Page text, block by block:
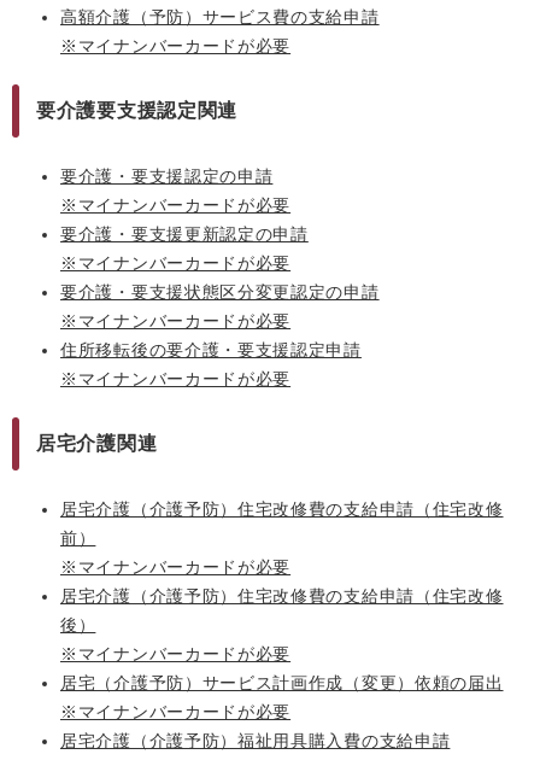
高額介護（予防）サービス費の支給申請
※マイナンバーカードが必要
要介護要支援認定関連
要介護・要支援認定の申請
※マイナンバーカードが必要
要介護・要支援更新認定の申請
※マイナンバーカードが必要
要介護・要支援状態区分変更認定の申請
※マイナンバーカードが必要
住所移転後の要介護・要支援認定申請
※マイナンバーカードが必要
居宅介護関連
居宅介護（介護予防）住宅改修費の支給申請（住宅改修
前）
※マイナンバーカードが必要
居宅介護（介護予防）住宅改修費の支給申請（住宅改修
後）
※マイナンバーカードが必要
居宅（介護予防）サービス計画作成（変更）依頼の届出
※マイナンバーカードが必要
居宅介護（介護予防）福祉用具購入費の支給申請